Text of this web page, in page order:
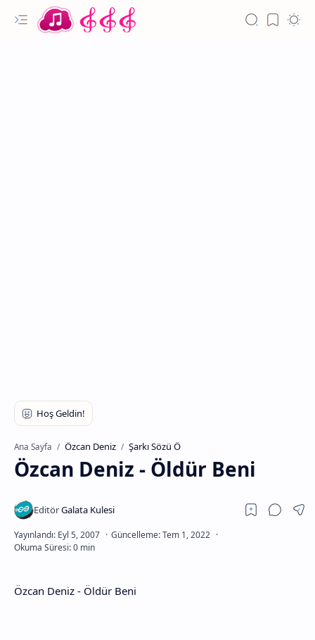
Ana Sayfa Özcan Deniz Şarkı Sözü Ö
Özcan Deniz - Öldür Beni
Özcan Deniz - Öldür Beni